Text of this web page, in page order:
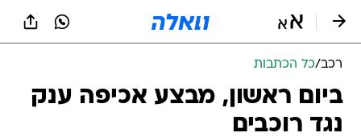
רכב/כל הכתבות
ביום ראשון, מבצע אכיפה ענק
נגד רוכבים